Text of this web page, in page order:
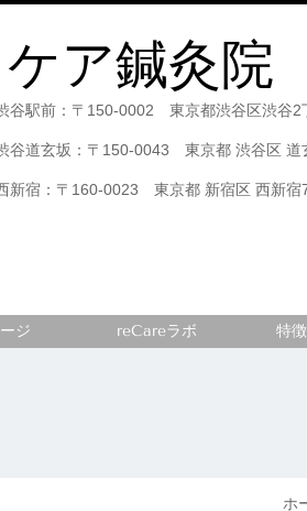
ケア鍼灸院
谷駅前： 〒150-0002 東京都渋谷区渋谷2
谷道玄坂： 〒150-0043 東京都 渋谷区 道
新宿：〒160-0023 東京都 新宿区 西新宿
ジ reCareラボ 特
ホ